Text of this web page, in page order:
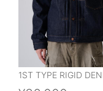
1ST TYPE RIGID